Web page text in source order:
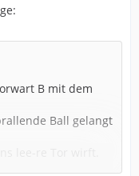
B mit dem
Ball gelangt
lee-re Tor wirft.